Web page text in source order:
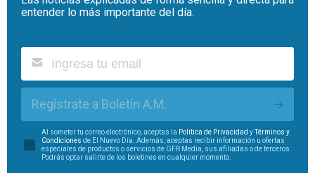
entender lo más importante del día.
Regístrate a Boletín A.M.
Al someter tu correo electrónico, aceptas la Política de Privacidad yTérminos y
Condiciones de El Nuevo Día. Además, aceptas recibir información u ofertas
especiales de productos o servicios de GFR Media, sus afiliadas o de terceros.
Podrás optar salirte de los boletines en cualquier momento.